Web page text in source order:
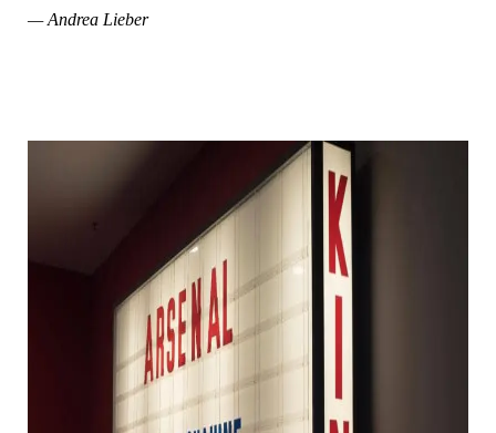
— Andrea Lieber